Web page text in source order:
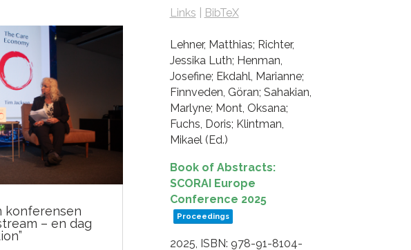
konferensen
– en dag
Links BibTeX
Lehner, Matthias; Richter,
Jessika Luth; Henman,
Josefine; Ekdahl, Marianne;
Finnveden, Göran; Sahakian,
Marlyne; Mont, Oksana;
Fuchs, Doris; Klintman,
Mikael (Ed.)
Book of Abstracts:
SCORAI Europe
Conference 2025
Proceedings
2025 ISBN: 978-91-8104-